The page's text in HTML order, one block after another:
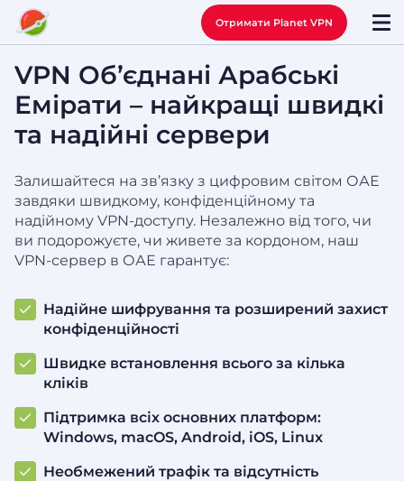
Отримати Planet VPN
VPN Об’єднані Арабські
Емірати – найкращі швидкі
та надійні сервери
Залишайтеся на зв’язку з цифровим світом ОАЕ
завдяки швидкому, конфіденційному та
надійному VPN-доступу. Незалежно від того, чи
ви подорожуєте, чи живете за кордоном, наш
VPN-сервер в ОАЕ гарантує:
Надійне шифрування та розширений захист
конфіденційності
Швидке встановлення всього за кілька
кліків
Підтримка всіх основних платформ:
Windows, macOS, Android, iOS, Linux
Необмежений трафік та відсутність